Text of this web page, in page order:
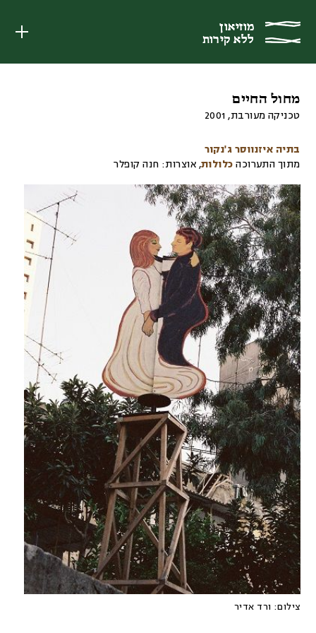
מוזיאון
ללא קירות
מוזיאון
ללא קירות
מחול החיים
טכניקה מעורבת,
2001
בתיה איזנווסר ג'נקור
מתוך התערוכה כלולות, אוצרות: חנה קופלר
צילום: ורד אדיר